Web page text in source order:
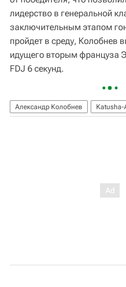
лидерство в генеральной
заключительным этапом
пройдет в среду, Колобнев
идущего вторым француза
FDJ 6 секунд.
Александр Колобнев Katusha-